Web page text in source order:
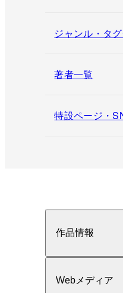
ジャンル・タ
著者一覧
特設ページ・
作品情報
Webメディア